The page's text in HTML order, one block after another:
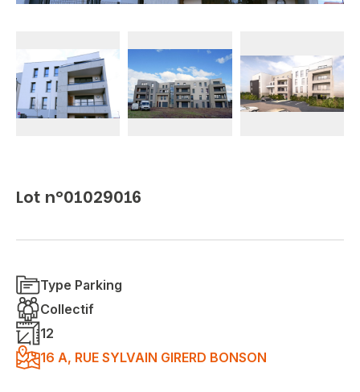
Lot n°01029016
Type Parking
Collectif
12
16 A, RUE SYLVAIN GIRERD BONSON